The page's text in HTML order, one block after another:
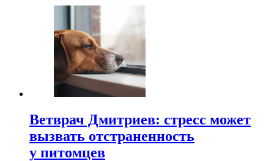
Ветврач Дмитриев: стресс может
вызвать отстраненность
у питомцев